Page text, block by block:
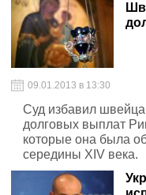
09.01.2013 в 13:30
Суд избавил
долговых выплат
которые она была
середины XIV века.